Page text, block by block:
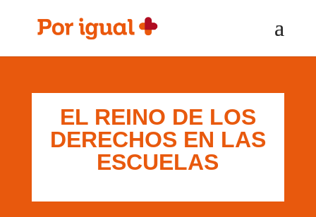
contenido
navegación
EL REINO DE LOS
DERECHOS EN LAS
ESCUELAS